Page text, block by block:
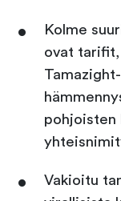
Kolme
ovat
pohjoisten
Vakioitu